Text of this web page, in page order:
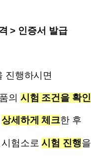
> 인증서 발급
진행하시면
의 시험 조건을 확인
상세하게 체크한 후
시험소로시험 진행